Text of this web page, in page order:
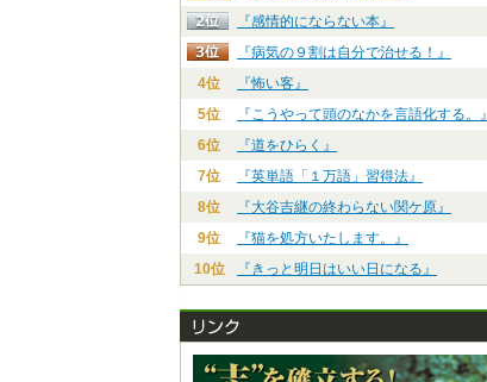
『感情的にならない本』
『病気の９割は自分で治せる！』
4位
『怖い客』
5位
『こうやって頭のなかを言語化する。』
6位
『道をひらく』
7位
『英単語「１万語」習得法』
8位
『大谷吉継の終わらない関ケ原』
9位
『猫を処方いたします。』
10位
『きっと明日はいい日になる』